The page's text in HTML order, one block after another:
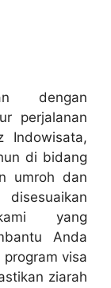
dengan
perjalanan
Indowisata,
di bidang
umroh dan
yang
Anda
visa
ziarah